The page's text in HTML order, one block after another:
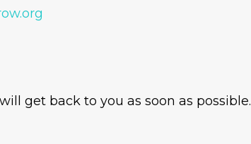
get back to you as soon as possible.